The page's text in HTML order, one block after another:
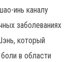
инь каналу
заболеваниях
который
в области